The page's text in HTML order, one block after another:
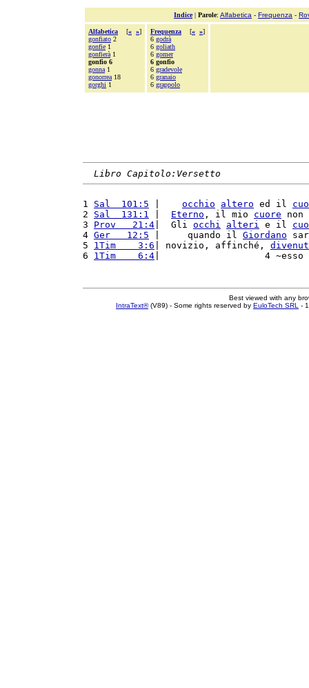
Indice| Parole: Alfabetica - Frequenza -
Alfabetica [« »]
gonfiato 2
gonfie 1
gonfierà 1
gonfio 6
gonna 1
gonorrea 18
gorghi 1
Frequenza [« »]
6 godrà
6 goliath
6 gomer
6 gonfio
6 gradevole
6 granaio
6 grappolo
Libro Capitolo:Versetto
1 Sal  101:5 occhio altero ed il
2 Sal  131:1 Eterno , il mio cuore
3 Prov   21:4 |  Gli occhi alteri e il
4 Ger   12:5 |     quando il Giordano
5 1Tim    3:6 | novizio, affinché,
6 1Tim    6:4 |                   4 ~esso
Best viewed with any
IntraText®(V89) - Some rights reserved by EuloTech SRL -